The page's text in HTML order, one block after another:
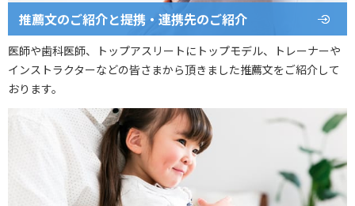
推薦文のご紹介と提携・連携先のご紹介
医師や歯科医師、トップアスリートにトップモデル、トレーナーや
インストラクターなどの皆さまから頂きました推薦文をご紹介して
おります。